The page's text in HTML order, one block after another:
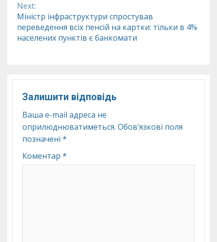
Reading
Next:
Міністр інфраструктури спростував
переведення всіх пенсій на картки: тільки в 4%
населених пунктів є банкомати
Залишити відповідь
Ваша e-mail адреса не
оприлюднюватиметься. Обов’язкові поля
позначені *
Коментар *